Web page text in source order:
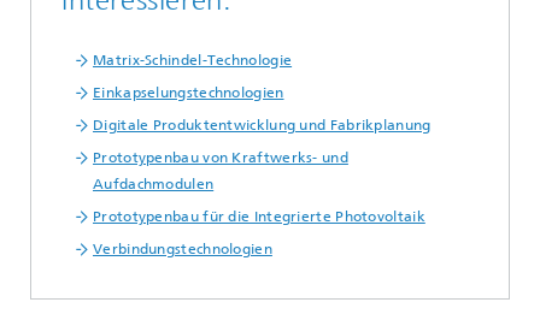
Matrix-Schindel-Technologie
Einkapselungstechnologien
Digitale Produktentwicklung und Fabrikplanung
Prototypenbau von Kraftwerks- und
Aufdachmodulen
Prototypenbau für die Integrierte Photovoltaik
Verbindungstechnologien